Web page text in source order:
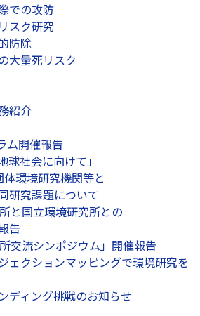
での攻防
スク研究
防除
大量死リスク
紹介
ム開催報告
球社会に向けて」
環境研究機関等と
研究課題について
と国立環境研究所との
告
交流シンポジウム」開催報告
ェクションマッピングで環境研究を
ディング挑戦のお知らせ